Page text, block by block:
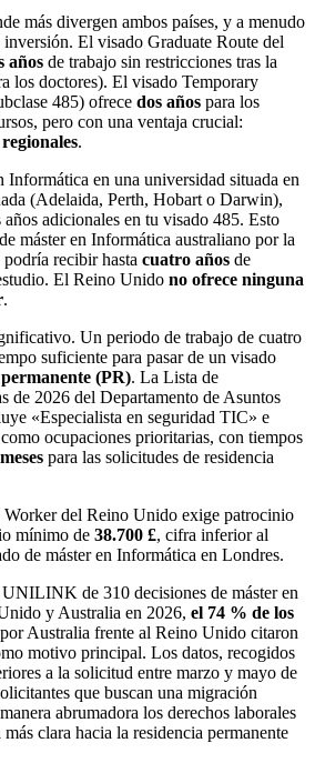
más divergen ambos países, y a menudo
inversión. El visado Graduate Route del
años de trabajo sin restricciones tras la
los doctores). El visado Temporary
485) ofrece dos años para los
pero con una ventaja crucial:
.
Informática en una universidad situada en
(Adelaida, Perth, Hobart o Darwin),
adicionales en tu visado 485. Esto
máster en Informática australiano por la
recibir hasta cuatro años de
El Reino Unido no ofrece ninguna
.
Un periodo de trabajo de cuatro
suficiente para pasar de un visado
(PR). La Lista de
de 2026 del Departamento de Asuntos
«Especialista en seguridad TIC» e
ocupaciones prioritarias, con tiempos
para las solicitudes de residencia
del Reino Unido exige patrocinio
mínimo de 38.700 £, cifra inferior al
de máster en Informática en Londres.
de 310 decisiones de máster en
y Australia en 2026, el 74 % de los
Australia frente al Reino Unido citaron
motivo principal. Los datos, recogidos
a la solicitud entre marzo y mayo de
que buscan una migración
abrumadora los derechos laborales
clara hacia la residencia permanente